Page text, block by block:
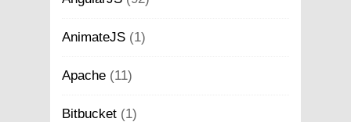
AnimateJS (1)
Apache (11)
Bitbucket (1)